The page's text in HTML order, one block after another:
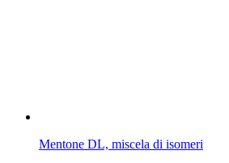
Mentone DL, miscela di isomeri